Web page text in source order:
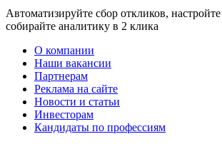
Автоматизируйте сбор откликов,
собирайте аналитику в 2 клика
О компании
Наши вакансии
Партнерам
Реклама на сайте
Новости и статьи
Инвесторам
Кандидаты по профессиям